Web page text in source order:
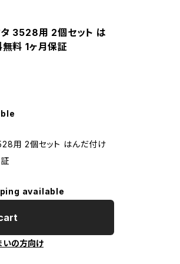
3528用 2個セット は
料 1ヶ月保証
用 2個セット はんだ付け
available
いの方向け